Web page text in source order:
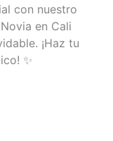
con nuestro
en Cali
¡Haz tu
✨